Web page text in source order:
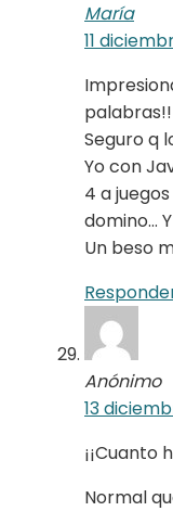
María
11
palabras!!
Seguro q
Yo con
4 a
domino…
Un beso
Anónimo
13
¡¡Cuanto
Normal